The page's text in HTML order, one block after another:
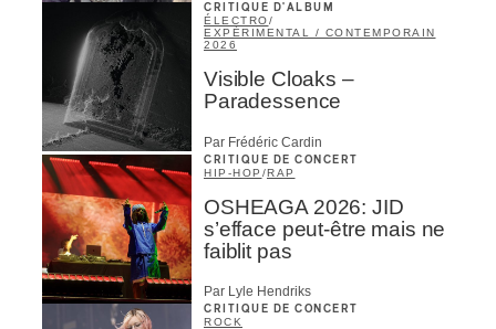
CRITIQUE D'ALBUM
ÉLECTRO/
EXPÉRIMENTAL / CONTEMPORAIN
2026
Visible Cloaks –
Paradessence
Par Frédéric Cardin
CRITIQUE DE CONCERT
HIP-HOP /RAP
OSHEAGA 2026: JID
s’efface peut-être mais ne
faiblit pas
Par Lyle Hendriks
CRITIQUE DE CONCERT
ROCK